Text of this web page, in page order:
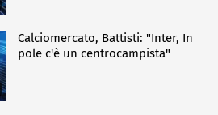
Calciomercato, Battisti: "Inter, In
pole c'è un centrocampista"